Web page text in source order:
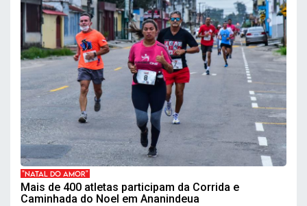
"NATAL DO AMOR"
Mais de 400 atletas participam da Corrida e
Caminhada do Noel em Ananindeua